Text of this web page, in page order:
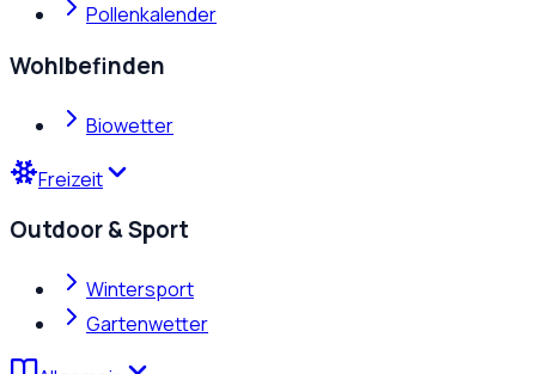
Pollenkalender
Wohlbefinden
Biowetter
Freizeit
Outdoor & Sport
Wintersport
Gartenwetter